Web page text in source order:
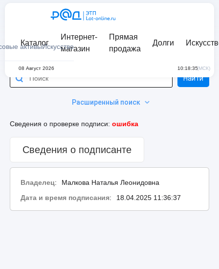
активыИскусство
Каталог
Интернет-
магазин
Прямая
продажа
Долги
08 Август 2026 10:18:35(МСК)
Расширенный поиск
Найти
Сведения о проверке подписи: ошибка
Сведения о подписанте
Владелец:
Малкова Наталья Леонидовна
Дата и время подписания: 18.04.2025 11:36:37